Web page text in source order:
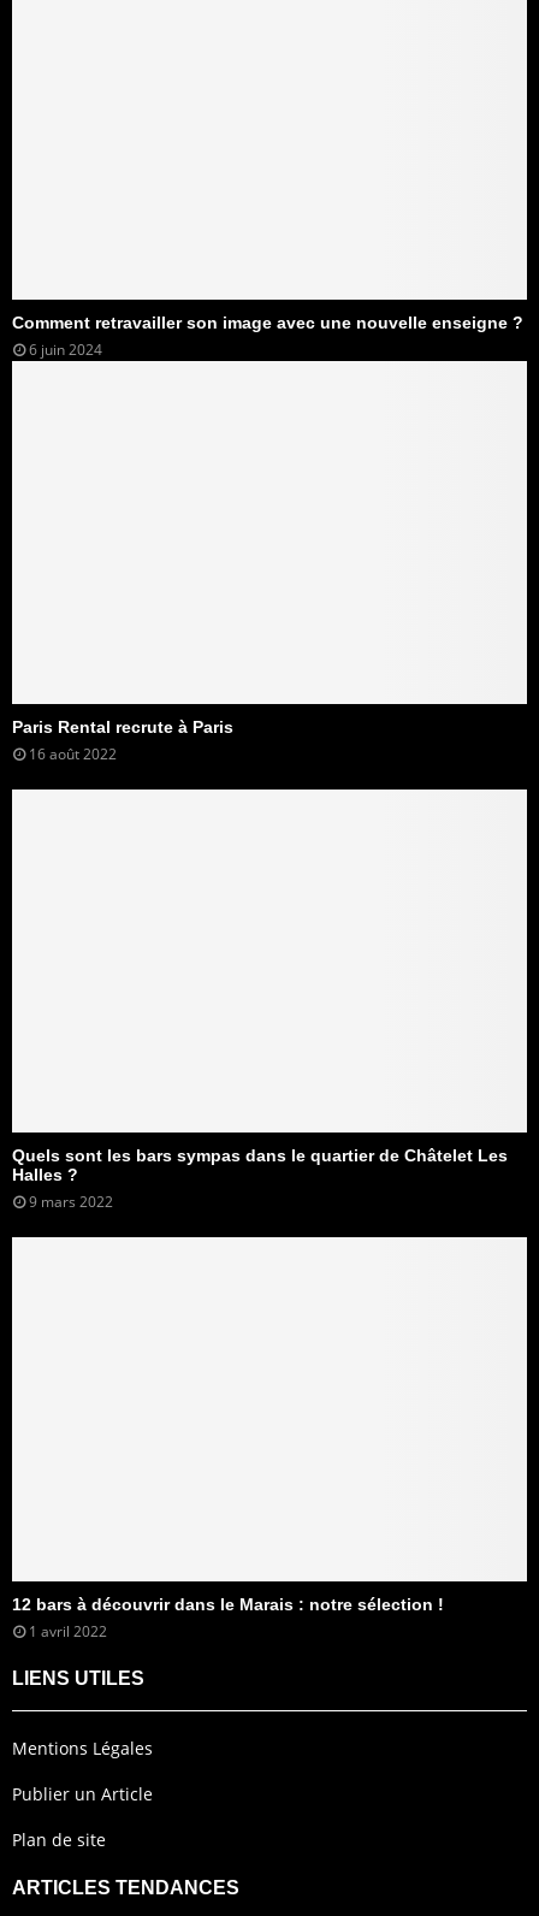
Comment retravailler son image avec une nouvelle enseigne ?
6 juin 2024
Paris Rental recrute à Paris
16 août 2022
Quels sont les bars sympas dans le quartier de Châtelet Les
Halles ?
9 mars 2022
12 bars à découvrir dans le Marais : notre sélection !
1 avril 2022
LIENS UTILES
Mentions Légales
Publier un Article
Plan de site
ARTICLES TENDANCES